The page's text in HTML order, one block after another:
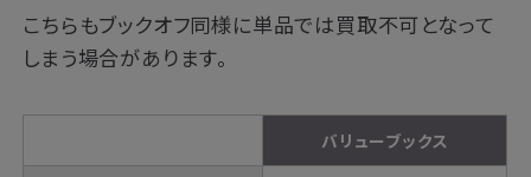
こちらもブックオフ同様に単品では買取不可となって
しまう場合があります。
バリューブックス